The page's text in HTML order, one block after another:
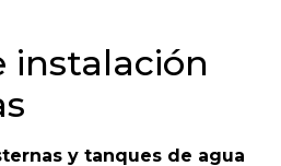
instalación
y tanques de agua